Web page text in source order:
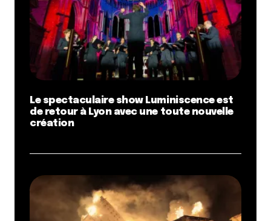
Le spectaculaire show Luminiscence est
de retour à Lyon avec une toute nouvelle
création